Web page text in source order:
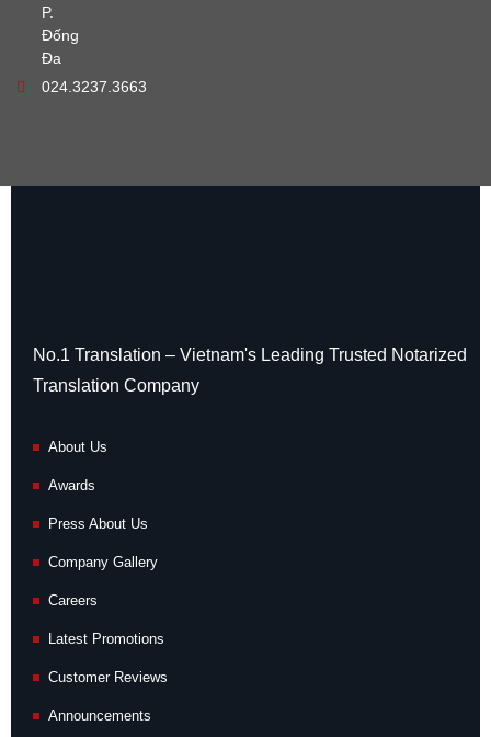
P.
Đống
Đa
024.3237.3663
No.1 Translation – Vietnam's Leading Trusted Notarized
Translation Company
About Us
Awards
Press About Us
Company Gallery
Careers
Latest Promotions
Customer Reviews
Announcements